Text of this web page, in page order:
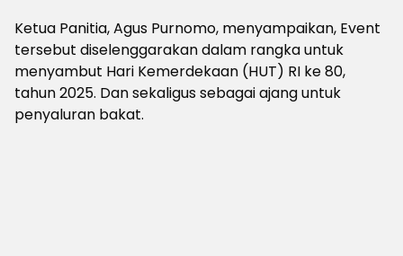
Ketua Panitia, Agus Purnomo, menyampaikan, Event
tersebut diselenggarakan dalam rangka untuk
menyambut Hari Kemerdekaan (HUT) RI ke 80,
tahun 2025. Dan sekaligus sebagai ajang untuk
penyaluran bakat.